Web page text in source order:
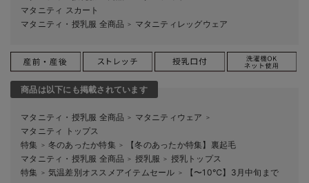
マタニティ スカート
マタニティ・授乳服 全商品 ＞ マタニティレッグウェア
商品は以下にも掲載されています
マタニティ・授乳服 全商品 ＞ マタニティウェア ＞
マタニティ トップス
特集
＞ 冬のあったか特集 ＞
【冬のあったか特集】裏起毛
マタニティ・授乳服 全商品 ＞ 授乳服 ＞ 授乳トップス
特集
＞ 気温差別オススメアイテムセール ＞ 【〜10℃】3月中旬まで